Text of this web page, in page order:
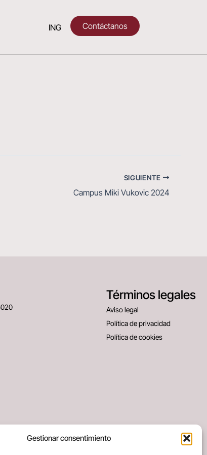
Gestionar consentimiento
ING Contáctanos
SIGUIENTE
Campus Miki Vukovic 2024
Términos legales
Aviso legal
Política de privacidad
Política de cookies